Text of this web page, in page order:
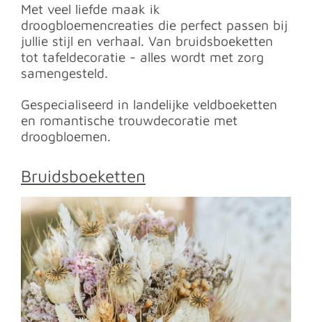
Met veel liefde maak ik
droogbloemencreaties die perfect passen bij
jullie stijl en verhaal. Van bruidsboeketten
tot tafeldecoratie - alles wordt met zorg
samengesteld.
Gespecialiseerd in landelijke veldboeketten
en romantische trouwdecoratie met
droogbloemen.
Bruidsboeketten